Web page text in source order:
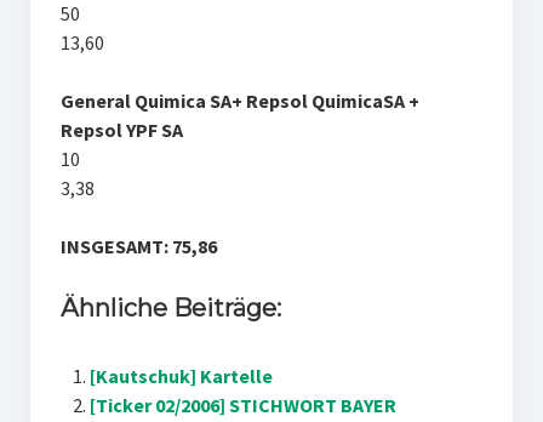
50
13,60
General Quimica SA+ Repsol QuimicaSA +
Repsol YPF SA
10
3,38
INSGESAMT: 75,86
Ähnliche Beiträge:
[Kautschuk] Kartelle
[Ticker 02/2006] STICHWORT BAYER